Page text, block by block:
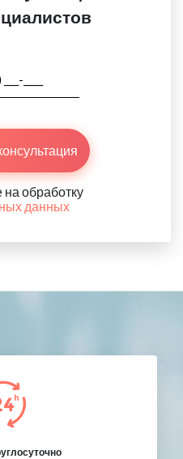
обработку
данных